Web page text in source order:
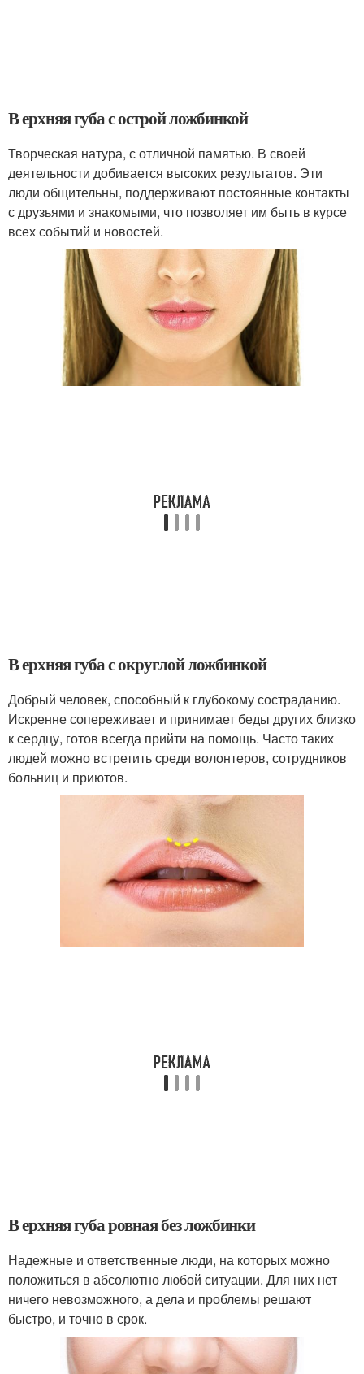
В ерхняя губа с острой ложбинкой
Творческая натура, с отличной памятью. В своей
деятельности добивается высоких результатов. Эти
люди общительны, поддерживают постоянные контакты
с друзьями и знакомыми, что позволяет им быть в курсе
всех событий и новостей.
В ерхняя губа с округлой ложбинкой
Добрый человек, способный к глубокому состраданию.
Искренне сопереживает и принимает беды других близко
к сердцу, готов всегда прийти на помощь. Часто таких
людей можно встретить среди волонтеров, сотрудников
больниц и приютов.
В ерхняя губа ровная без ложбинки
Надежные и ответственные люди, на которых можно
положиться в абсолютно любой ситуации. Для них нет
ничего невозможного, а дела и проблемы решают
быстро, и точно в срок.